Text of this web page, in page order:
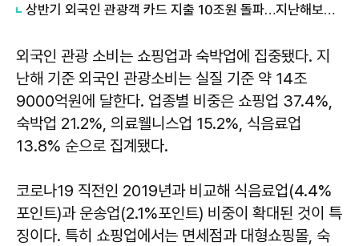
상반기 외국인 관광객 카드 지출 10조원 돌파…지난해보다 3개월 빨랐다
외국인 관광 소비는 쇼핑업과 숙박업에 집중됐다. 지
난해 기준 외국인 관광소비는 실질 기준 약 14조
9000억원에 달한다. 업종별 비중은 쇼핑업 37.4%,
숙박업 21.2%, 의료웰니스업 15.2%, 식음료업
13.8% 순으로 집계됐다.
코로나19 직전인 2019년과 비교해 식음료업(4.4%
포인트)과 운송업(2.1%포인트) 비중이 확대된 것이 특
징이다. 특히 쇼핑업에서는 면세점과 대형쇼핑몰, 숙